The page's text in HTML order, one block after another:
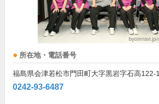
所在地・電話番号
福島県会津若松市門田町大字黒岩字石高122-1
0242-93-6487